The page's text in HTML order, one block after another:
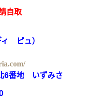
自取
ピュ）
6番地 いずみさ